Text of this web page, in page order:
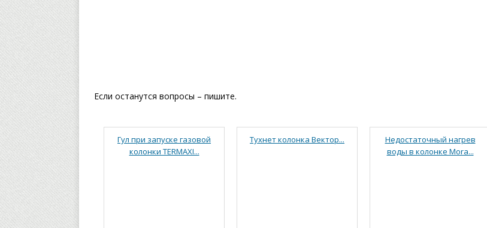
Если останутся вопросы – пишите.
Гул при запуске газовой
колонки TERMAXI...
Тухнет колонка Вектор...
Недостаточный нагрев
воды в колонке Mora...